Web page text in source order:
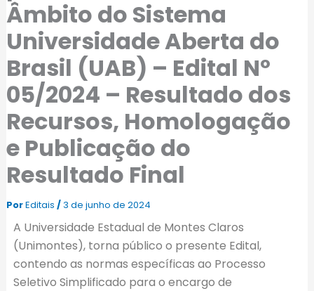
Âmbito do Sistema
Universidade Aberta do
Brasil (UAB) – Edital Nº
05/2024 – Resultado dos
Recursos, Homologação
e Publicação do
Resultado Final
PorEditais /3 de junho de 2024
A Universidade Estadual de Montes Claros
(Unimontes), torna público o presente Edital,
contendo as normas específicas ao Processo
Seletivo Simplificado para o encargo de